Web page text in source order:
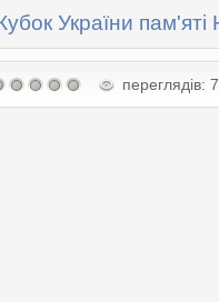
України
переглядів: